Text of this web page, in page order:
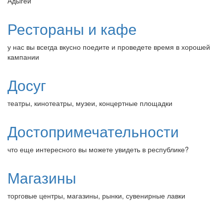
Рестораны и кафе
у нас вы всегда вкусно поедите и проведете время в хорошей
кампании
Досуг
театры, кинотеатры, музеи, концертные площадки
Достопримечательности
что еще интересного вы можете увидеть в республике?
Магазины
торговые центры, магазины, рынки, сувенирные лавки